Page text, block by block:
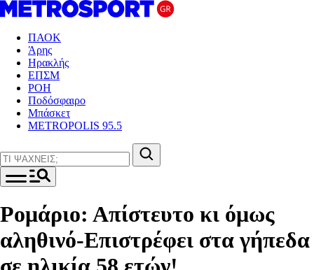
ΠΑΟΚ
Άρης
Ηρακλής
ΕΠΣΜ
ΡΟΗ
Ποδόσφαιρο
Μπάσκετ
METROPOLIS 95.5
Ρομάριο: Απίστευτο κι όμως
αληθινό-Επιστρέφει στα γήπεδα